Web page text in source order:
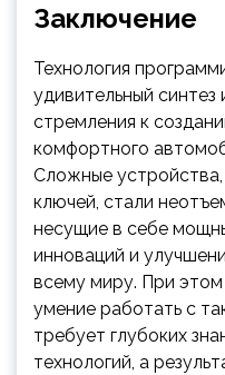
Заключение
Технология
удивительный
стремления к
комфортного
Сложные
ключей, стали
несущие в себе
инноваций и
всему миру. При этом
умение работать с
требует глубоких
технологий, а